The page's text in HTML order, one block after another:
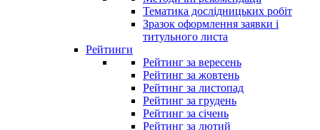
Тематика дослідницьких робіт
Зразок оформлення заявки і
титульного листа
Рейтинги
Рейтинг за вересень
Рейтинг за жовтень
Рейтинг за листопад
Рейтинг за грудень
Рейтинг за січень
Рейтинг за лютий